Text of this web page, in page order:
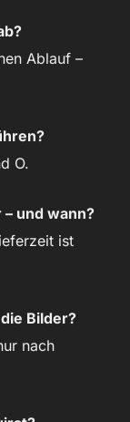
Ablauf –
O.
und wann?
ist
Bilder?
nach